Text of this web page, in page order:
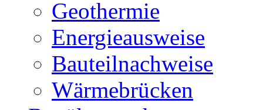
Geothermie
Energieausweise
Bauteilnachweise
Wärmebrücken